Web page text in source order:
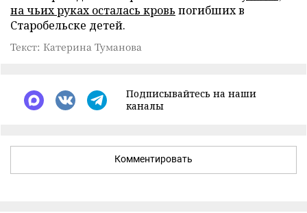
на чьих руках осталась кровь погибших в
Старобельске детей.
Текст: Катерина Туманова
Подписывайтесь на наши
каналы
Комментировать